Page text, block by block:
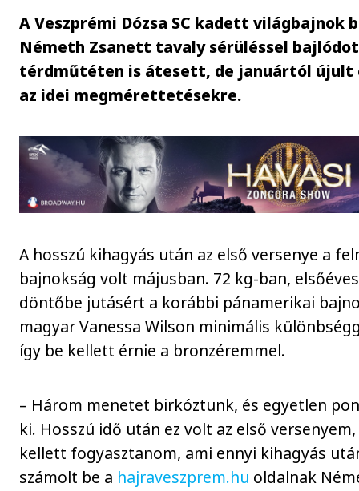
A Veszprémi Dózsa SC kadett világbajnok
Németh Zsanett tavaly sérüléssel
térdműtéten is átesett, de januártól újult
az idei megmérettetésekre.
A hosszú kihagyás után az első versenye a
bajnokság volt májusban. 72 kg-ban,
döntőbe jutásért a korábbi pánamerikai
magyar Vanessa Wilson minimális
így be kellett érnie a bronzéremmel.
– Három menetet birkóztunk, és egyetlen
ki. Hosszú idő után ez volt az első
kellett fogyasztanom, ami ennyi kihagyás
számolt be a hajraveszprem.hu oldalnak